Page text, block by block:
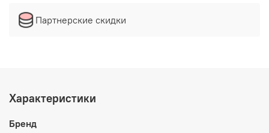
Партнерские скидки
Характеристики
Бренд